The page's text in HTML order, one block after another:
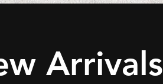
Arrivals